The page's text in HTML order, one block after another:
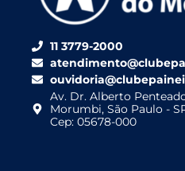
11 3779-2000
Av. Dr. Alberto
Morumbi, São Paulo -
Cep: 05678-000